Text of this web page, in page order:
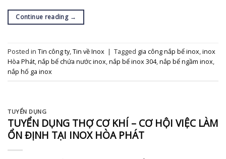
Continue reading →
Posted in Tin công ty,Tin về Inox | Tagged gia công nắp bể inox,inox
Hòa Phát,nắp bể chứa nước inox,nắp bể inox 304,nắp bể ngầm inox,
nắp hố ga inox
TUYỂN DỤNG
TUYỂN DỤNG THỢ CƠ KHÍ – CƠ HỘI VIỆC LÀM
ỔN ĐỊNH TẠI INOX HÒA PHÁT